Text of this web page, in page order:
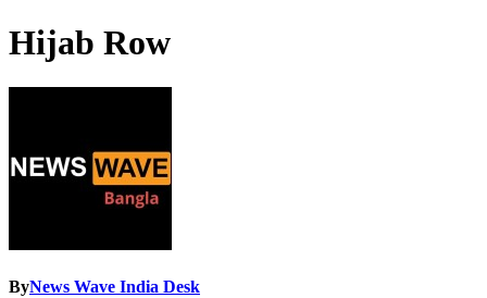
Hijab Row
ByNews Wave India Desk